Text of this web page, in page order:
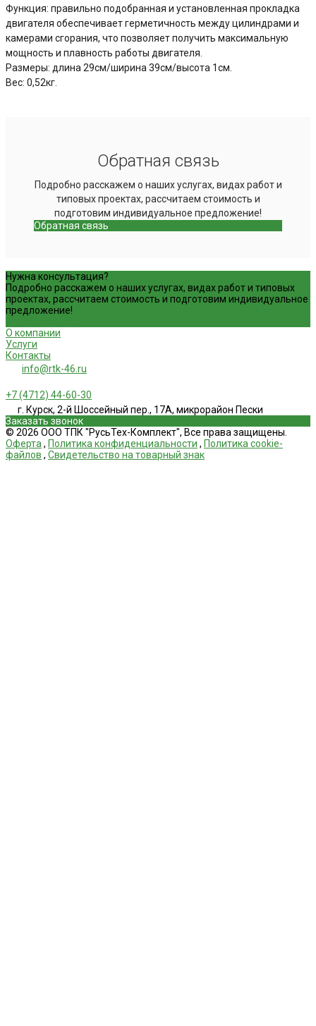
Функция: правильно подобранная и установленная прокладка
двигателя обеспечивает герметичность между цилиндрами и
камерами сгорания, что позволяет получить максимальную
мощность и плавность работы двигателя.
Размеры: длина 29см/ширина 39см/высота 1см.
Вес: 0,52кг.
Обратная связь
Подробно расскажем о наших услугах, видах работ и
типовых проектах, рассчитаем стоимость и
подготовим индивидуальное предложение!
Обратная связь
Нужна консультация?
Подробно расскажем о наших услугах, видах работ и типовых
проектах, рассчитаем стоимость и подготовим индивидуальное
предложение!
О компании
Услуги
Контакты
info@rtk-46.ru
+7 (4712) 44-60-30
г. Курск, 2-й Шоссейный пер., 17А, микрорайон Пески
Заказать звонок
© 2026 ООО ТПК "РусьТех-Комплект", Все права защищены.
Оферта , Политика конфиденциальности , Политика cookie-
файлов , Свидетельство на товарный знак